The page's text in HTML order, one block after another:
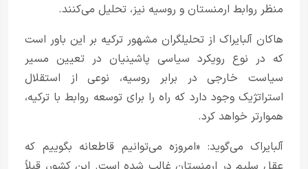
منظر روابط ارمنستان و روسیه نیز، تحلیل می‌کنند.
هاکان آلبایراک از تحلیلگران مشهور ترکیه بر این باور است
که در نوع رویکرد سیاسی پاشینیان در تعیین مسیر
سیاست خارجی در برابر روسیه، نوعی از استقلال
استراتژیک وجود دارد که راه را برای توسعه روابط با ترکیه،
هموارتر خواهد کرد.
آلبایراک می‌گوید: «امروزه می‌توانیم قاطعانه بگوییم که